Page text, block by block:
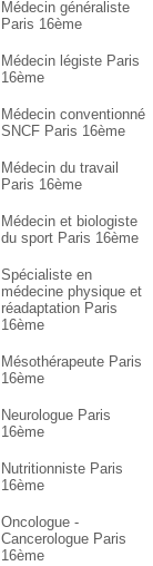
Médecin généraliste
Paris 16ème
Médecin légiste Paris
16ème
Médecin conventionné
SNCF Paris 16ème
Médecin du travail
Paris 16ème
Médecin et biologiste
du sport Paris 16ème
Spécialiste en
médecine physique et
réadaptation Paris
16ème
Mésothérapeute Paris
16ème
Neurologue Paris
16ème
Nutritionniste Paris
16ème
Oncologue -
Cancerologue Paris
16ème